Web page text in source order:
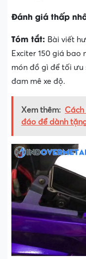
Đánh giá thấp
Tóm tắt: Bài viết
Exciter 150 giá bao
món đồ gì để tối ưu
đam mê xe độ.
Xem thêm:
đáo để dành